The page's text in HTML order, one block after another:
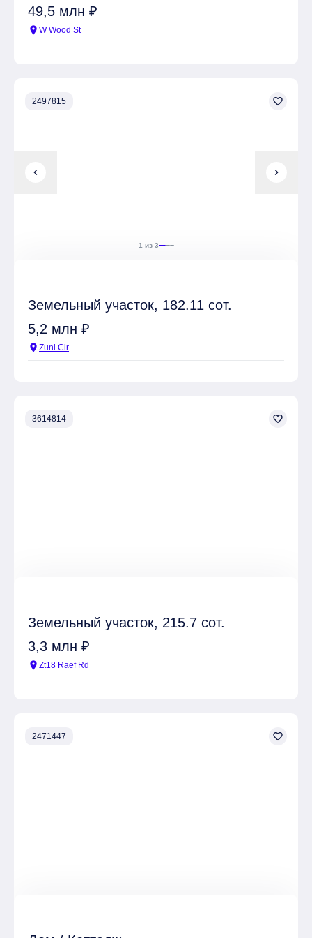
49,5 млн ₽
location_on W Wood St
chevron_left chevron_right
1 из 3
2497815 favorite_border
Земельный участок, 182.11 сот.
5,2 млн ₽
location_on Zuni Cir
3614814 favorite_border
Земельный участок, 215.7 сот.
3,3 млн ₽
location_on Zt18 Raef Rd
2471447 favorite_border